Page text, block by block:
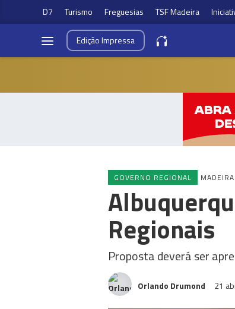
D7 Turismo Freguesias TSF Madeira
EdiçãoImpressa
GOVERNO REGIONAL MADEIRA
Regionais
Proposta deverá ser
Orlando Drumond 21